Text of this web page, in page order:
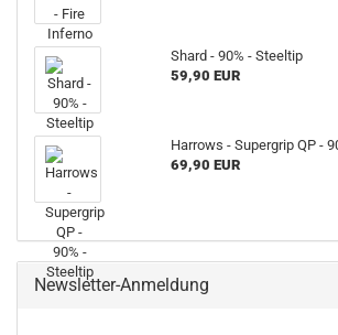
Shard - 90% - Steeltip
59,90 EUR
Harrows - Supergrip QP -
69,90 EUR
Newsletter-Anmeldung